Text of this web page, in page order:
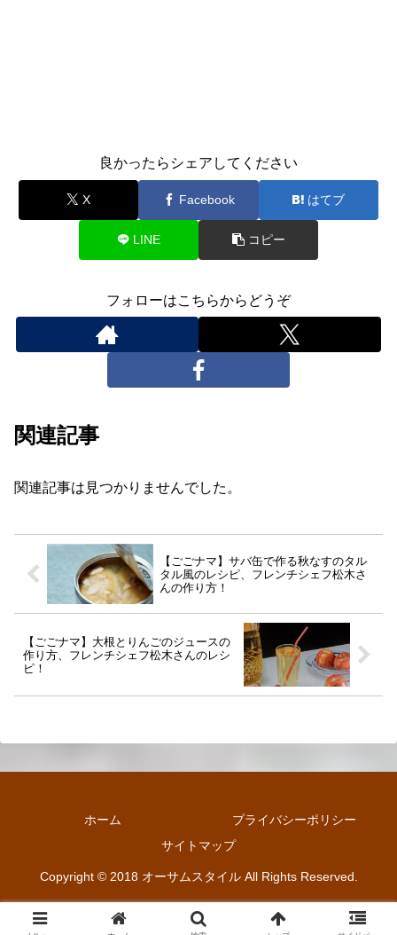
良かったらシェアしてください
X Facebook はてブ
LINE コピー
フォローはこちらからどうぞ
関連記事
関連記事は見つかりませんでした。
【ごごナマ】サバ缶で作る秋なすのタル
タル風のレシピ、フレンチシェフ松木さ
んの作り方！
【ごごナマ】大根とりんごのジュースの
作り方、フレンチシェフ松木さんのレシ
ピ！
ホーム
プライバシーポリシー
サイトマップ
Copyright © 2018 オーサムスタイル All Rights Reserved.